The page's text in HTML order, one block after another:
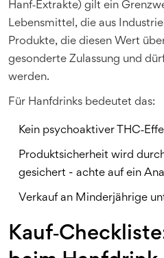
Hanf‑Extrakte) gilt ein
Lebensmittel, die aus
Produkte, die diesen Wert
gesonderte Zulassung und
werden.
Für Hanfdrinks bedeutet das:
Kein psychoaktiver
Produktsicherheit wird
gesichert - achte auf ein
Verkauf an Minderjährige